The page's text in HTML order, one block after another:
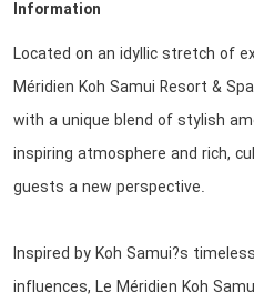
Information
Located on an idyllic stretch of
Méridien Koh Samui Resort &
with a unique blend of stylish
inspiring atmosphere and rich,
guests a new perspective.
Inspired by Koh Samui?s
influences, Le Méridien Koh